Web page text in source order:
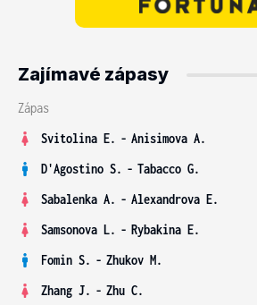
Zajímavé zápasy
Zápas
Svitolina E. - Anisimova A.
D'Agostino S. - Tabacco G.
Sabalenka A. - Alexandrova E.
Samsonova L. - Rybakina E.
Fomin S. - Zhukov M.
Zhang J. - Zhu C.